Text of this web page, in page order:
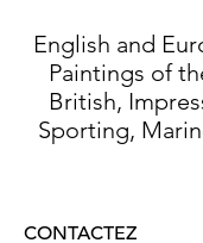
English and
Paintings of
British,
Sporting,
CONTACTEZ